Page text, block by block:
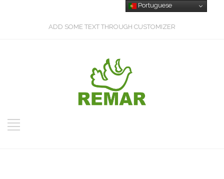
ADD SOME TEXT THROUGH CUSTOMIZER
Portuguese